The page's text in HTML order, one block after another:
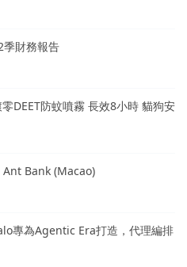
財務報告
DEET防蚊噴霧 長效8小時 貓狗安
Bank (Macao)
專為Agentic Era打造，代理編排